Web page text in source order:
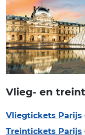
Vlieg- en
Vliegtickets Parijs
Treintickets Parijs